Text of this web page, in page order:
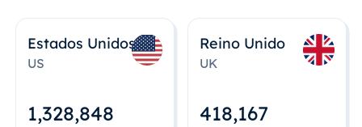
Estados Unidos
US
1,328,848
Reino Unido
UK
418,167